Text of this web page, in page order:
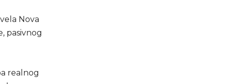
Nova
pasivnog
realnog